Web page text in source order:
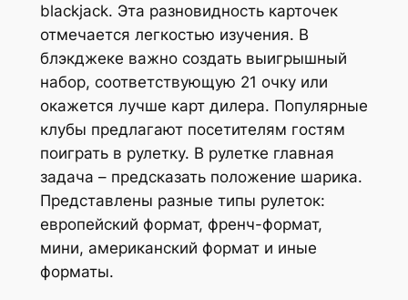
blackjack. Эта разновидность карточек
отмечается легкостью изучения. В
блэкджеке важно создать выигрышный
набор, соответствующую 21 очку или
окажется лучше карт дилера. Популярные
клубы предлагают посетителям гостям
поиграть в рулетку. В рулетке главная
задача – предсказать положение шарика.
Представлены разные типы рулеток:
европейский формат, френч-формат,
мини, американский формат и иные
форматы.